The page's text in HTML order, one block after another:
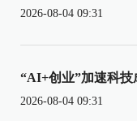
2026-08-04 09:31
“AI+创业”加速科技
2026-08-04 09:31